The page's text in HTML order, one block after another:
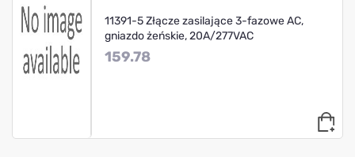
11391-5 Złącze zasilające 3-fazowe AC,
gniazdo żeńskie, 20A/277VAC
159.78